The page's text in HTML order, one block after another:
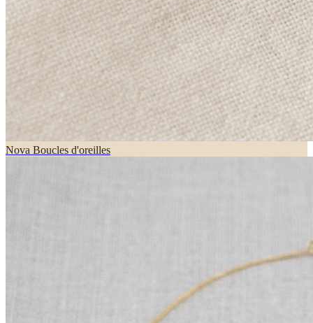
Nova Boucles d'oreilles